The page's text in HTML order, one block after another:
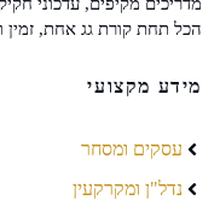
מדריכים מקיפים, עדכוני
הכל תחת קורת גג אחת, זמין
מידע מקצועי
עסקים ומסחר
נדל"ן ומקרקעין